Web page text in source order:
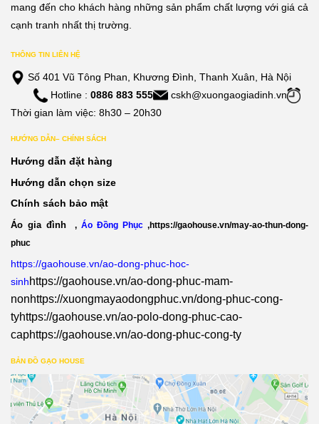
mang đến cho khách hàng những sản phẩm chất lượng với giá cả
cạnh tranh nhất thị trường.
THÔNG TIN LIÊN HỆ
Số 401 Vũ Tông Phan, Khương Đình, Thanh Xuân, Hà Nội
Hotline : 0886 883 555
cskh@xuongaogiadinh.vn
Thời gian làm việc: 8h30 – 20h30
HƯỚNG DẪN– CHÍNH SÁCH
Hướng dẫn đặt hàng
Hướng dẫn chọn size
Chính sách bảo mật
Áo gia đình , Áo Đồng Phục ,https://gaohouse.vn/may-ao-thun-dong-
phuc
https://gaohouse.vn/ao-dong-phuc-hoc-
sinhhttps://gaohouse.vn/ao-dong-phuc-mam-
nonhttps://xuongmayaodongphuc.vn/dong-phuc-cong-
tyhttps://gaohouse.vn/ao-polo-dong-phuc-cao-
caphttps://gaohouse.vn/ao-dong-phuc-cong-ty
BẢN ĐỒ GẠO HOUSE